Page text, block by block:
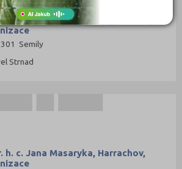
Františka Ladislava Riegra Semily,
Semily
Strnad
h. c. Jana Masaryka, Harrachov,